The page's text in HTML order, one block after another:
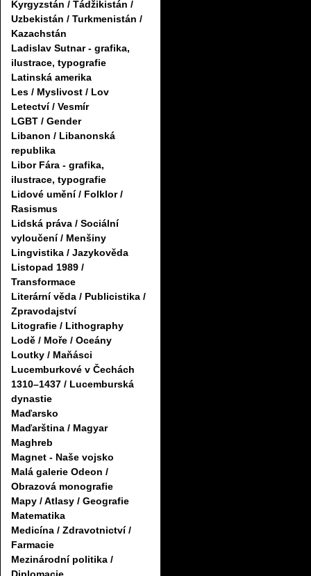
Kyrgyzstán / Tádžikistán /
Uzbekistán / Turkmenistán /
Kazachstán
Ladislav Sutnar - grafika,
ilustrace, typografie
Latinská amerika
Les / Myslivost / Lov
Letectví / Vesmír
LGBT / Gender
Libanon / Libanonská
republika
Libor Fára - grafika,
ilustrace, typografie
Lidové umění / Folklor /
Rasismus
Lidská práva / Sociální
vyloučení / Menšiny
Lingvistika / Jazykověda
Listopad 1989 /
Transformace
Literární věda / Publicistika /
Zpravodajství
Litografie / Lithography
Lodě / Moře / Oceány
Loutky / Maňásci
Lucemburkové v Čechách
1310–1437 / Lucemburská
dynastie
Maďarsko
Maďarština / Magyar
Maghreb
Magnet - Naše vojsko
Malá galerie Odeon /
Obrazová monografie
Mapy / Atlasy / Geografie
Matematika
Medicína / Zdravotnictví /
Farmacie
Mezinárodní politika /